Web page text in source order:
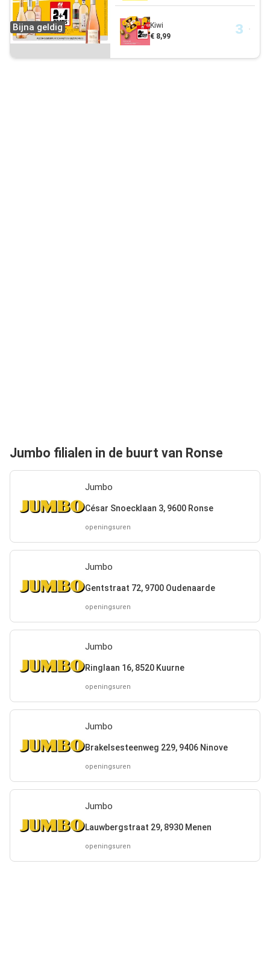
Bijna geldig
Kiwi
€ 8,99
Jumbo filialen in de buurt van Ronse
Jumbo
César Snoecklaan 3, 9600 Ronse
openingsuren
Jumbo
Gentstraat 72, 9700 Oudenaarde
openingsuren
Jumbo
Ringlaan 16, 8520 Kuurne
openingsuren
Jumbo
Brakelsesteenweg 229, 9406 Ninove
openingsuren
Jumbo
Lauwbergstraat 29, 8930 Menen
openingsuren